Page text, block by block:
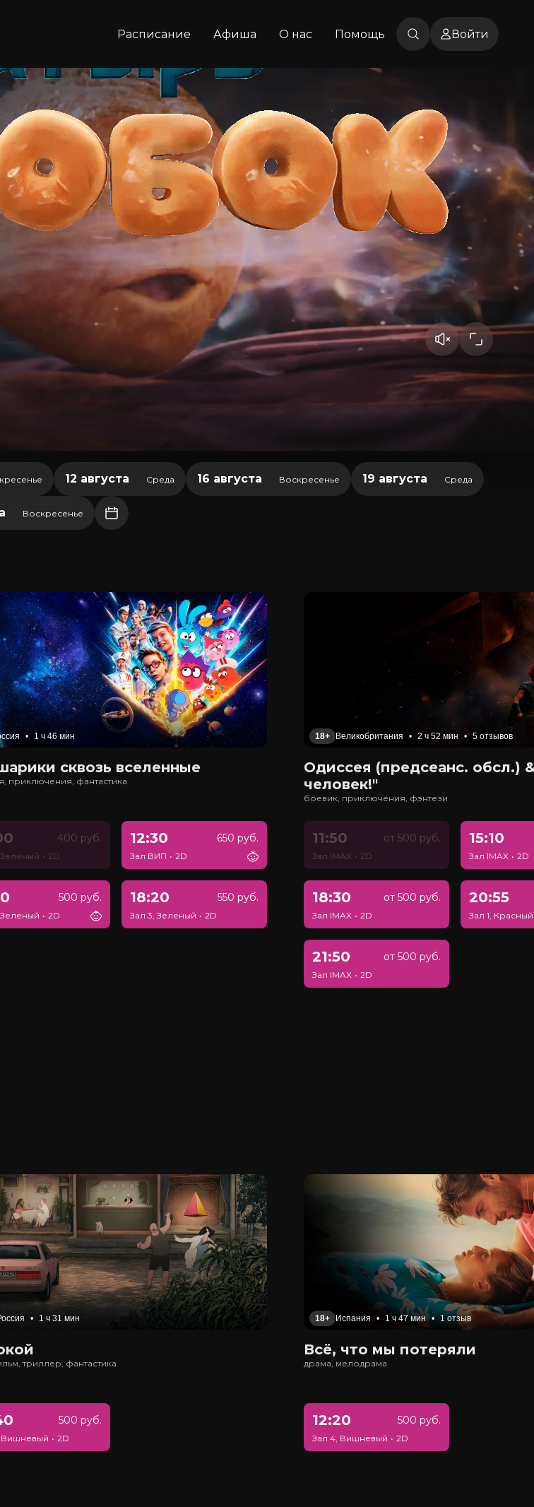
Расписание Афиша О нас Помощь Войти
12 августа Среда 16 августа Воскресенье 19 августа Среда
Воскресенье
• 1 ч 46 мин
сквозь вселенные
приключения, фантастика
400 руб.
• 2D
12:30 650 руб.
Зал ВИП • 2D
500 руб.
• 2D
18:20 550 руб.
Зал 3, Зеленый • 2D
18+ Великобритания • 2 ч 52 мин • 5 отзывов
Одиссея (предсеанс. обсл.)
человек!"
боевик, приключения, фэнтези
11:50 от 500 руб.
Зал IMAX • 2D
15:10
Зал IMAX • 2D
18:30 от 500 руб.
Зал IMAX • 2D
20:55
Зал 1, Красный
21:50 от 500 руб.
Зал IMAX • 2D
• 1 ч 31 мин
триллер, фантастика
500 руб.
Вишневый • 2D
18+ Испания • 1 ч 47 мин • 1 отзыв
Всё, что мы потеряли
драма, мелодрама
12:20 500 руб.
Зал 4, Вишневый • 2D